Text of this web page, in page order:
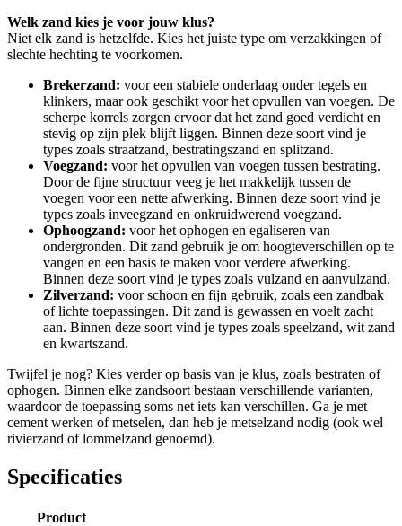
Welk zand kies je voor jouw klus?
Niet elk zand is hetzelfde. Kies het juiste type om verzakkingen of
slechte hechting te voorkomen.
Brekerzand: voor een stabiele onderlaag onder tegels en
klinkers, maar ook geschikt voor het opvullen van voegen. De
scherpe korrels zorgen ervoor dat het zand goed verdicht en
stevig op zijn plek blijft liggen. Binnen deze soort vind je
types zoals straatzand, bestratingszand en splitzand.
Voegzand: voor het opvullen van voegen tussen bestrating.
Door de fijne structuur veeg je het makkelijk tussen de
voegen voor een nette afwerking. Binnen deze soort vind je
types zoals inveegzand en onkruidwerend voegzand.
Ophoogzand: voor het ophogen en egaliseren van
ondergronden. Dit zand gebruik je om hoogteverschillen op te
vangen en een basis te maken voor verdere afwerking.
Binnen deze soort vind je types zoals vulzand en aanvulzand.
Zilverzand: voor schoon en fijn gebruik, zoals een zandbak
of lichte toepassingen. Dit zand is gewassen en voelt zacht
aan. Binnen deze soort vind je types zoals speelzand, wit zand
en kwartszand.
Twijfel je nog? Kies verder op basis van je klus, zoals bestraten of
ophogen. Binnen elke zandsoort bestaan verschillende varianten,
waardoor de toepassing soms net iets kan verschillen. Ga je met
cement werken of metselen, dan heb je metselzand nodig (ook wel
rivierzand of lommelzand genoemd).
Specificaties
Product